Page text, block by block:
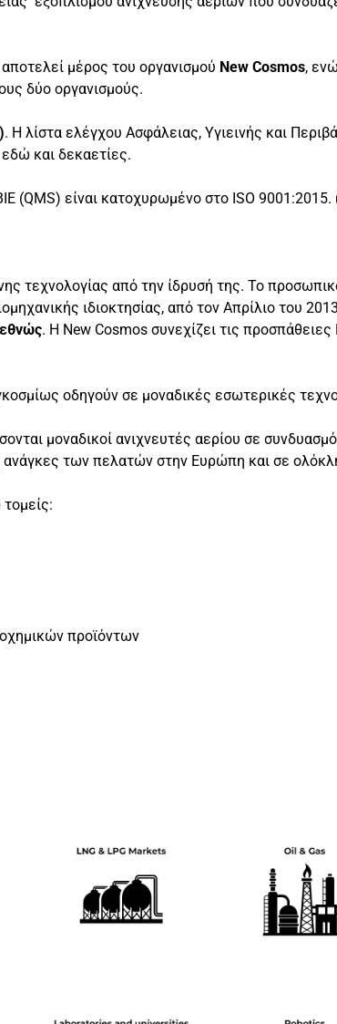
μέρος του οργανισμού New Cosmos,
δύο οργανισμούς.
). Η λίστα ελέγχου Ασφάλειας, Υγιεινής και
και δεκαετίες.
(QMS) είναι κατοχυρωμένο στο ISO 9001:2015.
τεχνολογίας από την ίδρυσή της. Το
ιδιοκτησίας, από τον Απρίλιο του
. Η New Cosmos συνεχίζει τις
οδηγούν σε μοναδικές εσωτερικές
μοναδικοί ανιχνευτές αερίου σε
ανάγκες των πελατών στην Ευρώπη και σε
προϊόντων